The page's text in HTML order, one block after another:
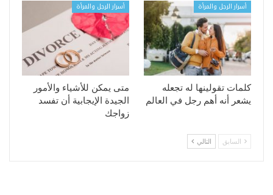
أسرار الرجل والمرأة
كلمات تقولينها له تجعله
يشعر أنه أهم رجل في العالم
أسرار الرجل والمرأة
متى يمكن للأشياء والأمور
الجيدة الإيجابية أن تفسد
زواجك
السابق التالي